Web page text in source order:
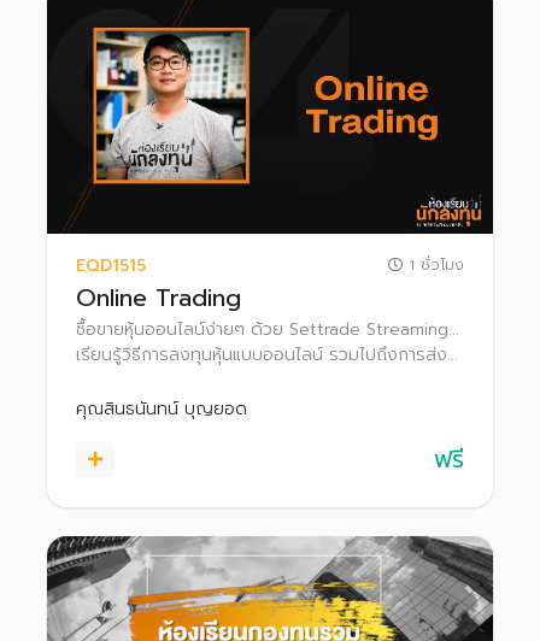
EQD1515 1 ชั่วโมง
Online Trading
ซื้อขายหุ้นออนไลน์ง่ายๆ ด้วย Settrade Streaming...
เรียนรู้วิธีการลงทุนหุ้นแบบออนไลน์ รวมไปถึงการส่ง
Streaming เพื่อใช้เป็นตัวช่วยในการลงทุน
คุณสินธนันทน์ บุญยอด
ฟรี